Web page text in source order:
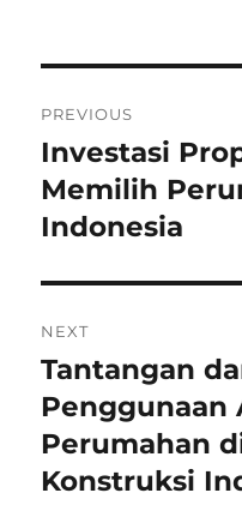
navigation
PREVIOUS
Previous
post:
Investasi
Memilih
Indonesia
NEXT
Next
post:
Tantangan
Penggunaan
Perumahan
Konstruksi